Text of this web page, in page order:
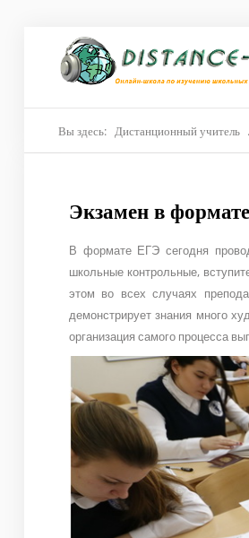
Главная
Репетиторы
Материалы
Контакты
Вы здесь: Дистанционный учитель .
Экзамен в
В формате ЕГЭ сегодня
школьные контрольные,
этом во всех случаях
демонстрирует знания много
организация самого процесса